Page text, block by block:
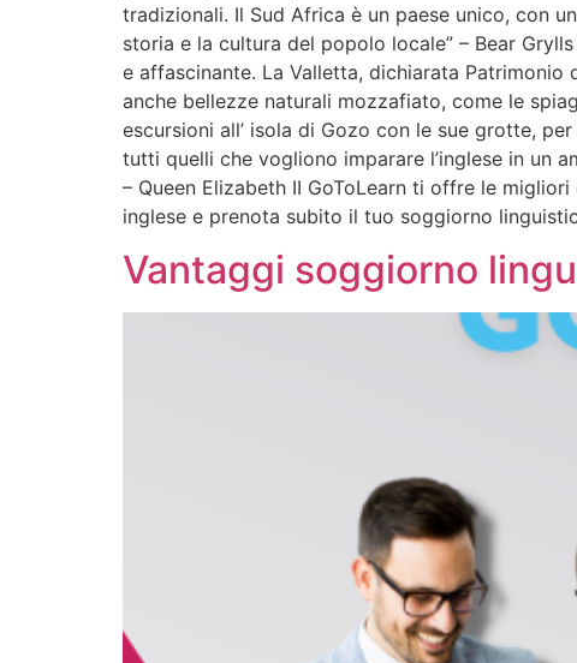
tradizionali. Il Sud Africa è un paese unico, con
storia e la cultura del popolo locale” – Bear
e affascinante. La Valletta, dichiarata Patrimonio
anche bellezze naturali mozzafiato, come le
escursioni all’ isola di Gozo con le sue grotte,
tutti quelli che vogliono imparare l’inglese in un
– Queen Elizabeth II GoToLearn ti offre le
inglese e prenota subito il tuo soggiorno
Vantaggi soggiorno